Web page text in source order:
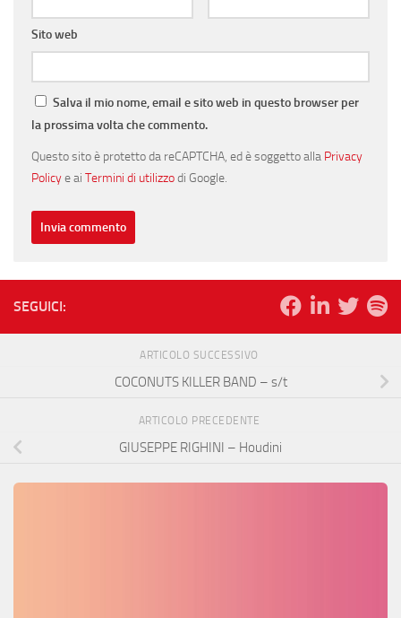
Sito web
Salva il mio nome, email e sito web in questo browser per
la prossima volta che commento.
Questo sito è protetto da reCAPTCHA, ed è soggetto alla Privacy
Policye ai Termini di utilizzodi Google.
SEGUICI:
ARTICOLO SUCCESSIVO
COCONUTS KILLER BAND – s/t
ARTICOLO PRECEDENTE
GIUSEPPE RIGHINI – Houdini